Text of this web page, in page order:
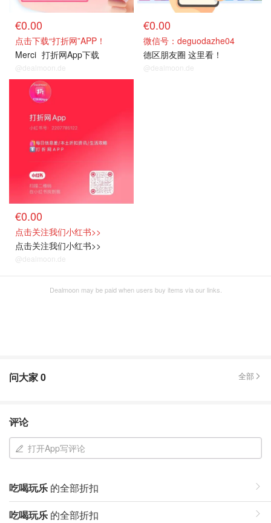
€0.00
点击下载“打折网”APP！
Merci 打折网App下载
@dealmoon.de
€0.00
微信号：deguodazhe04
德区朋友圈 这里看！
@dealmoon.de
€0.00
点击关注我们小红书>>
点击关注我们小红书>>
@dealmoon.de
Dealmoon may be paid when users buy items via our links.
问大家0 全部
评论
打开App写评论
吃喝玩乐 的全部折扣
吃喝玩乐 的全部折扣